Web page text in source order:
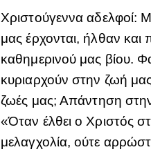
Χριστούγεννα αδελφοί:
μας έρχονται, ήλθαν
καθημερινού μας βίου.
κυριαρχούν στην ζωή
ζωές μας; Απάντηση
«Όταν έλθει ο Χριστός
μελαγχολία, ούτε